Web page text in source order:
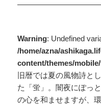
Warning: Undefined
/home/azna/
content/themes/
旧暦では夏の風物詩と
た「蛍」。闇夜にぽっ
の心を和ませますが、